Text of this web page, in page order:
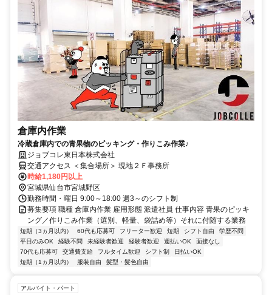
倉庫内作業
冷蔵倉庫内での青果物のピッキング・作りこみ作業♪
ジョブコレ東日本株式会社
交通アクセス ＜集合場所＞ 現地２Ｆ事務所
時給1,180円以上
宮城県仙台市宮城野区
勤務時間・曜日 9:00～18:00 週3～のシフト制
募集要項 職種 倉庫内作業 雇用形態 派遣社員 仕事内容 青果のピッキ
ング／作りこみ作業（選別、軽量、袋詰め等）それに付随する業務
短期（3ヵ月以内） 60代も応募可 フリーター歓迎 短期 シフト自由
学歴不問
平日のみOK
経験不問 未経験者歓迎 経験者歓迎 週払いOK
面接なし
70代も応募可
交通費支給 フルタイム歓迎 シフト制
日払いOK
短期（1ヵ月以内）
服装自由 髪型・髪色自由
アルバイト・パート